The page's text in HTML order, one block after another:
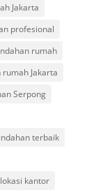
Jakarta
profesional
rumah
Jakarta
Serpong
terbaik
kantor